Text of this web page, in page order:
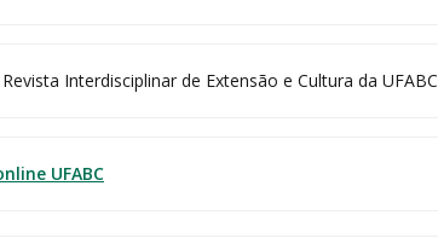
Revista Interdisciplinar de Extensão e Cultura da UFABC
UFABC